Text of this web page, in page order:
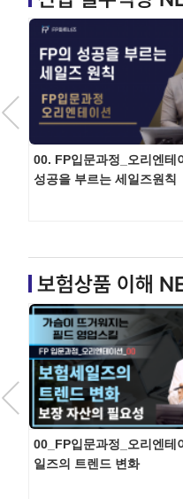
00. FP입문과정_오리엔테
성공을 부르는 세일즈원칙
보험상품 이해
00_FP입문과정_오리엔테
일즈의 트렌드 변화